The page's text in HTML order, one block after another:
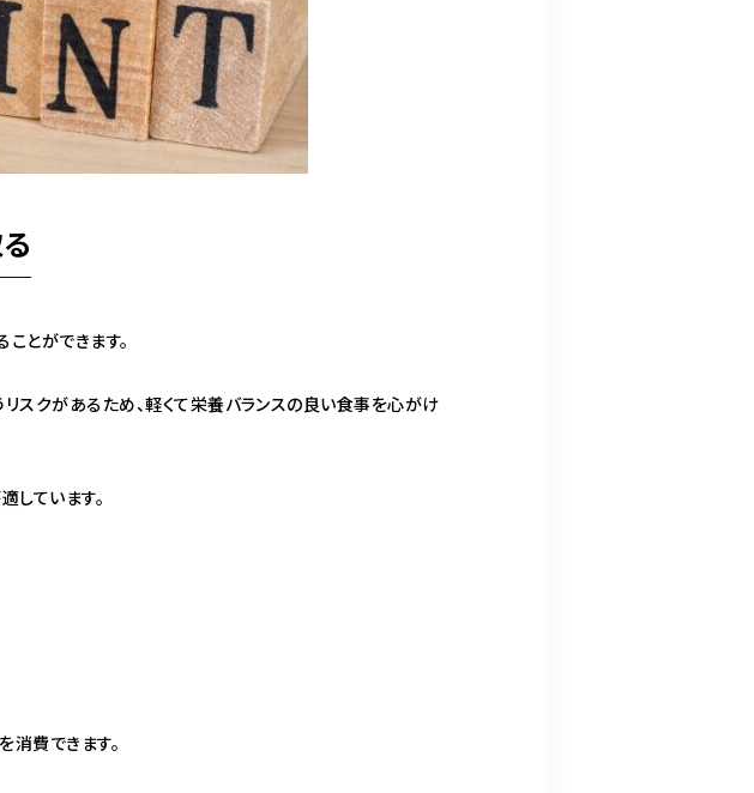
とができます。
スクがあるため、軽くて栄養バランスの良い食事を心がけ
しています。
費できます。